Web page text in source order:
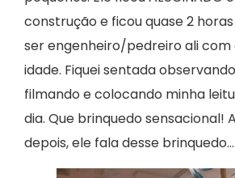
construção e ficou quase 2
ser engenheiro/pedreiro ali com
idade. Fiquei sentada
filmando e colocando minha
dia. Que brinquedo sensacional!
depois, ele fala desse brinquedo…